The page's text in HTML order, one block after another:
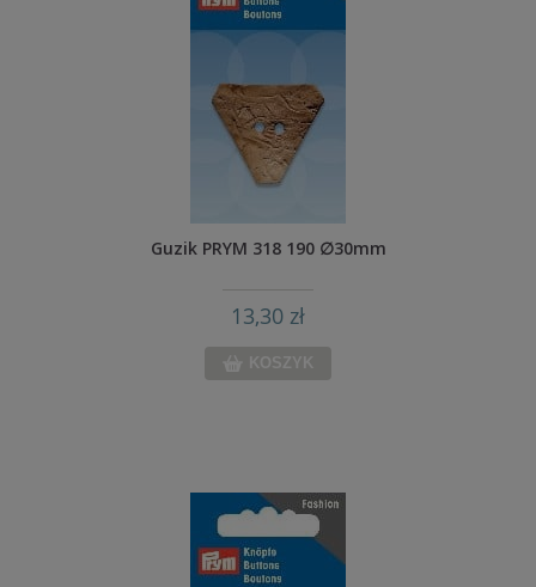
Guzik PRYM 318 190 ∅30mm
13,30 zł
KOSZYK